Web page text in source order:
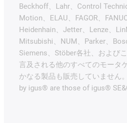
Beckhoff、Lahr、Control
Motion、ELAU、FAGOR、
Heidenhain、Jetter、Lenze、
Mitsubishi、NUM、Parker、
Siemens、Stöber各社、および
言及される他のすべてのモータ
かなる製品も販売していません
by igus® are those of igus®